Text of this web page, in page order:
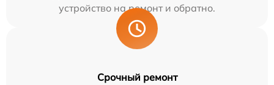
устройство на ремонт и обратно.
Срочный ремонт